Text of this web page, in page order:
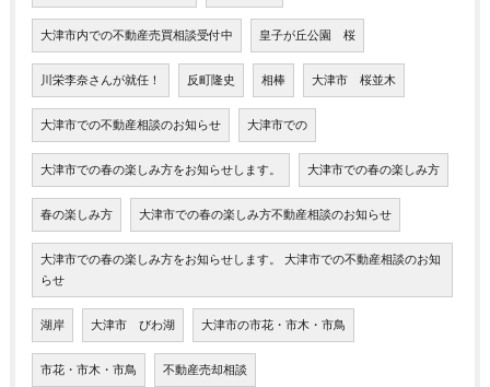
大津市内での不動産売買相談受付中 皇子が丘公園 桜
川栄李奈さんが就任！ 反町隆史 相棒 大津市 桜並木
大津市での不動産相談のお知らせ 大津市での
大津市での春の楽しみ方をお知らせします。 大津市での春の楽しみ方
春の楽しみ方 大津市での春の楽しみ方不動産相談のお知らせ
大津市での春の楽しみ方をお知らせします。 大津市での不動産相談のお知
らせ
湖岸 大津市 びわ湖 大津市の市花・市木・市鳥
市花・市木・市鳥 不動産売却相談